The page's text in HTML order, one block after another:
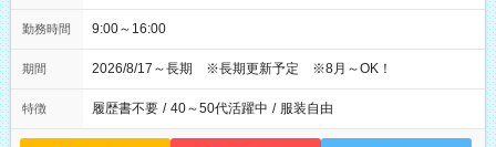
勤務時間 9:00～16:00
期間 2026/8/17～長期 ※長期更新予定 ※8月～OK！
特徴 履歴書不要 / 40～50代活躍中 / 服装自由